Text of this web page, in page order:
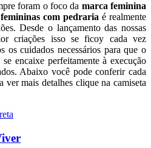
foram o foco da marca feminina
com pedraria é realmente
Desde o lançamento das nossas
criações isso se ficoy cada vez
os cuidados necessários para que o
encaixe perfeitamente à execução
Abaixo você pode conferir cada
ver mais detalhes clique na camiseta